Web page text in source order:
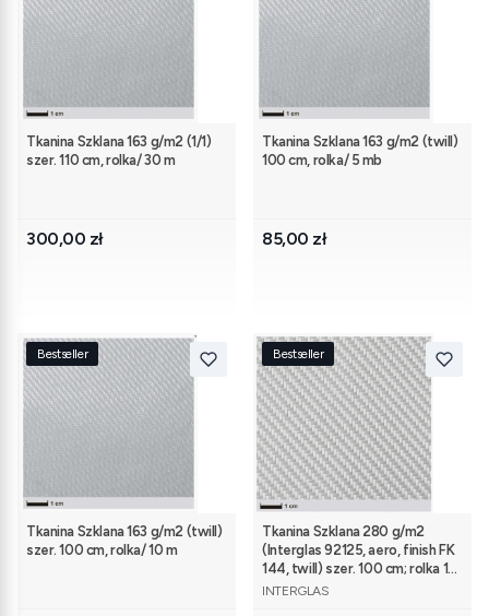
Tkanina Szklana 163 g/m2 (1/1)
szer. 110 cm, rolka/ 30 m
Cena
300,00 zł
Tkanina Szklana 163 g/m2 (twill)
100 cm, rolka/ 5 mb
Cena
85,00 zł
Bestseller
Tkanina Szklana 163 g/m2 (twill)
szer. 100 cm, rolka/ 10 m
Bestseller
Tkanina Szklana 280 g/m2
(Interglas 92125, aero, finish FK
144, twill) szer. 100 cm; rolka 10
m
PRODUCENT
INTERGLAS